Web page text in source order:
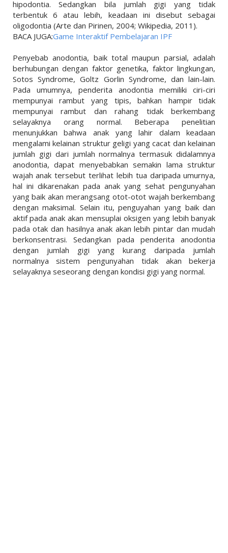
hipodontia. Sedangkan bila jumlah gigi yang tidak
terbentuk 6 atau lebih, keadaan ini disebut sebagai
oligodontia (Arte dan Pirinen, 2004; Wikipedia, 2011).
BACA JUGA:Game Interaktif Pembelajaran IPF
Penyebab anodontia, baik total maupun parsial, adalah
berhubungan dengan faktor genetika, faktor lingkungan,
Sotos Syndrome, Goltz Gorlin Syndrome, dan lain-lain.
Pada umumnya, penderita anodontia memiliki ciri-ciri
mempunyai rambut yang tipis, bahkan hampir tidak
mempunyai rambut dan rahang tidak berkembang
selayaknya orang normal. Beberapa penelitian
menunjukkan bahwa anak yang lahir dalam keadaan
mengalami kelainan struktur geligi yang cacat dan kelainan
jumlah gigi dari jumlah normalnya termasuk didalamnya
anodontia, dapat menyebabkan semakin lama struktur
wajah anak tersebut terlihat lebih tua daripada umurnya,
hal ini dikarenakan pada anak yang sehat pengunyahan
yang baik akan merangsang otot-otot wajah berkembang
dengan maksimal. Selain itu, penguyahan yang baik dan
aktif pada anak akan mensuplai oksigen yang lebih banyak
pada otak dan hasilnya anak akan lebih pintar dan mudah
berkonsentrasi. Sedangkan pada penderita anodontia
dengan jumlah gigi yang kurang daripada jumlah
normalnya sistem pengunyahan tidak akan bekerja
selayaknya seseorang dengan kondisi gigi yang normal.